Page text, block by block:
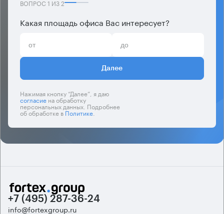
ВОПРОС 1 ИЗ2
Какая площадь офиса Вас интересует?
Далее
Нажимая кнопку “Далее”, я даю
согласиена обработку
персональных данных. Подробнее
об обработке вПолитике.
+7 (495) 287-36-24
info@fortexgroup.ru